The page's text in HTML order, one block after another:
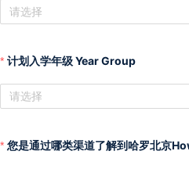
请选择
计划入学年级 Year Group
请选择
您是通过哪类渠道了解到哈罗北京